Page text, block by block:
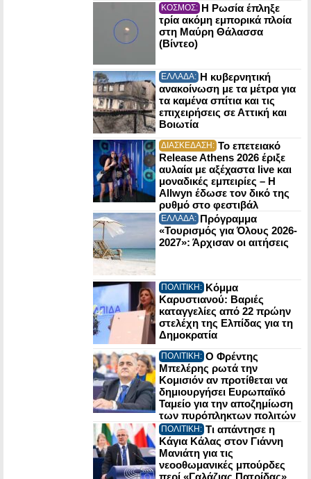
ΚΟΣΜΟΣ: Η Ρωσία έπληξε
τρία ακόμη εμπορικά πλοία
στη Μαύρη Θάλασσα
(Βίντεο)
ΕΛΛΑΔΑ: Η κυβερνητική
ανακοίνωση με τα μέτρα για
τα καμένα σπίτια και τις
επιχειρήσεις σε Αττική και
Βοιωτία
ΔΙΑΣΚΕΔΑΣΗ: Το επετειακό
Release Athens 2026 έριξε
αυλαία με αξέχαστα live και
μοναδικές εμπειρίες – Η
Allwyn έδωσε τον δικό της
ρυθμό στο φεστιβάλ
ΕΛΛΑΔΑ: Πρόγραμμα
«Τουρισμός για Όλους 2026-
2027»: Άρχισαν οι αιτήσεις
ΠΟΛΙΤΙΚΗ: Κόμμα
Καρυστιανού: Βαριές
καταγγελίες από 22 πρώην
στελέχη της Ελπίδας για τη
Δημοκρατία
ΠΟΛΙΤΙΚΗ: Ο Φρέντης
Μπελέρης ρωτά την
Κομισιόν αν προτίθεται να
δημιουργήσει Ευρωπαϊκό
Ταμείο για την αποζημίωση
των πυρόπληκτων πολιτών
ΠΟΛΙΤΙΚΗ: Τι απάντησε η
Κάγια Κάλας στον Γιάννη
Μανιάτη για τις
νεοοθωμανικές μπούρδες
περί «Γαλάζιας Πατρίδας»